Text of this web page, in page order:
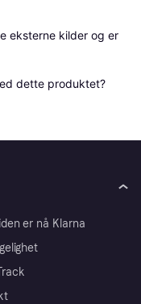
eksterne kilder og er
dette produktet?
er nå Klarna